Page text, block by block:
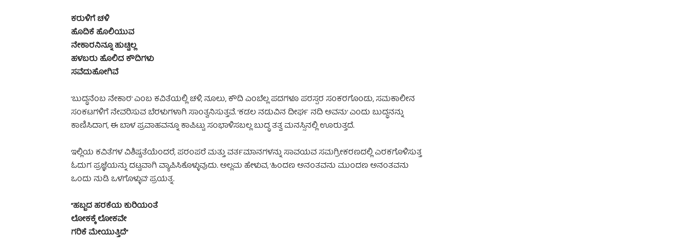
ಕರುಳಿಗೆ ಚಳಿ
ಹೊದಿಕೆ ಹೊಲಿಯುವ
ನೇಕಾರನಿನ್ನೂ ಹುಟ್ಟಿಲ್ಲ
ಹಳಬರು ಹೊಲಿದ ಕೌದಿಗಳು
ಸವೆದುಹೋಗಿವೆ
’ಬುದ್ಧನೆಂಬ ನೇಕಾರ’ ಎಂಬ ಕವಿತೆಯಲ್ಲಿ ಚಳಿ, ನೂಲು, ಕೌದಿ ಎಂಬೆಲ್ಲ ಪದಗಳೂ ಪರಸ್ಪರ ಸಂಕರಗೊಂಡು, ಸಮಕಾಲೀನ
ಸಂಕಟಗಳಿಗೆ ನೇವರಿಸುವ ಬೆರಳುಗಳಾಗಿ ಸಾಂತ್ವನಿಸುತ್ತವೆ. ’ಕಡಲ ನಡುವಿನ ದೀರ್ಘ ನದಿ ಅವನು’ ಎಂದು ಬುದ್ಧನನ್ನು
ಕಾಣಿಸಿದಾಗ, ಈ ಬಾಳ ಪ್ರವಾಹವನ್ನೂ ಕಾಪಿಟ್ಟು ಸಂಭಾಳಿಸಬಲ್ಲ ಬುದ್ಧ ತತ್ವ ಮನಸ್ಸಿನಲ್ಲಿ ಊರುತ್ತದೆ.
ಇಲ್ಲಿಯ ಕವಿತೆಗಳ ವಿಶಿಷ್ಟತೆಯೆಂದರೆ, ಪರಂಪರೆ ಮತ್ತು ವರ್ತಮಾನಗಳನ್ನು ಸಾವಯವ ಸಮಗ್ರೀಕರಣದಲ್ಲಿ ಎರಕಗೊಳಿಸುತ್ತ
ಓದುಗ ಪ್ರಜ್ಞೆಯನ್ನು ದಟ್ಟವಾಗಿ ವ್ಯಾಪಿಸಿಕೊಳ್ಳುವುದು. ಅಲ್ಲಮ ಹೇಳುವ, ’ಹಿಂದಣ ಅನಂತವನು ಮುಂದಣ ಅನಂತವನು
ಒಂದು ನುಡಿ ಒಳಗೊಳ್ಳುವ’ ಪ್ರಯತ್ನ.
“ಹಬ್ಬದ ಹರಕೆಯ ಕುರಿಯಂತೆ
ಲೋಕಕ್ಕೆ ಲೋಕವೇ
ಗರಿಕೆ ಮೇಯುತ್ತಿದೆ”